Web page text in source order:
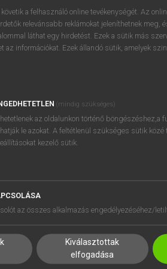
próbaverziójának
regisztrálok
SÚGÓ
RÓLUNK
SÜTI BEÁLLÍTÁSOK
a felhasználó online tevékenységét. Az
relevánsabb reklámokat jeleníthetnek meg,
láthat egy hirdetést. Ezek a sütik más
az információkat. Ezek állandó sütik, amelyek
(mindig szükséges)
az oldalunkon történő böngészéshez,a
le azokat. A feltétlenül szükséges sütik közé
kezelő sütik.
az összes alkalmazás engedélyezéséhez/
Kiválasztottak
elfogadása